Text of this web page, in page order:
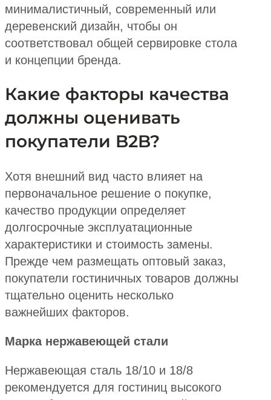
минималистичный, современный или
деревенский дизайн, чтобы он
соответствовал общей сервировке стола
и концепции бренда.
Какие факторы качества
должны оценивать
покупатели B2B?
Хотя внешний вид часто влияет на
первоначальное решение о покупке,
качество продукции определяет
долгосрочные эксплуатационные
характеристики и стоимость замены.
Прежде чем размещать оптовый заказ,
покупатели гостиничных товаров должны
тщательно оценить несколько
важнейших факторов.
Марка нержавеющей стали
Нержавеющая сталь 18/10 и 18/8
рекомендуется для гостиниц высокого